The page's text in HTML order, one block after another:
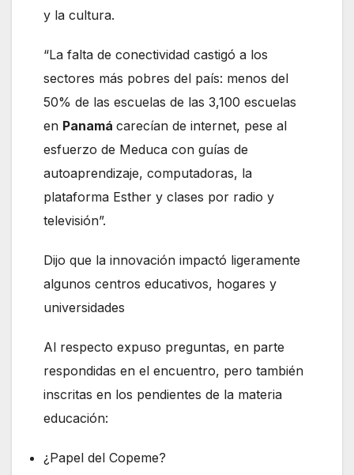
y la cultura.
“La falta de conectividad castigó a los
sectores más pobres del país: menos del
50% de las escuelas de las 3,100 escuelas
en Panamá carecían de internet, pese al
esfuerzo de Meduca con guías de
autoaprendizaje, computadoras, la
plataforma Esther y clases por radio y
televisión”.
Dijo que la innovación impactó ligeramente
algunos centros educativos, hogares y
universidades
Al respecto expuso preguntas, en parte
respondidas en el encuentro, pero también
inscritas en los pendientes de la materia
educación:
¿Papel del Copeme?